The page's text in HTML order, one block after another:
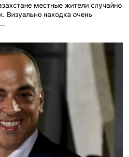
местные жители случайно
Визуально находка очень